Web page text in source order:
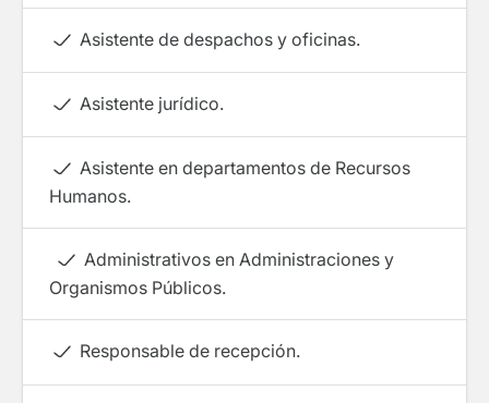
Asistente de despachos y oficinas.
Asistente jurídico.
Asistente en departamentos de Recursos
Humanos.
Administrativos en Administraciones y
Organismos Públicos.
Responsable de recepción.